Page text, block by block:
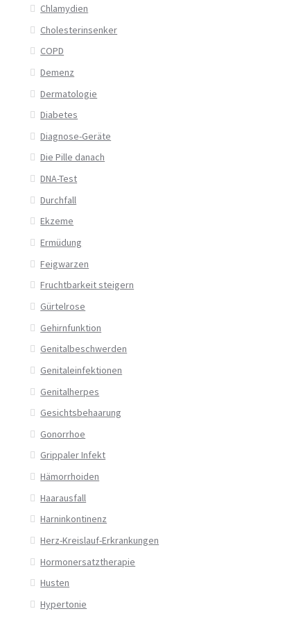
Chlamydien
Cholesterinsenker
COPD
Demenz
Dermatologie
Diabetes
Diagnose-Geräte
Die Pille danach
DNA-Test
Durchfall
Ekzeme
Ermüdung
Feigwarzen
Fruchtbarkeit steigern
Gürtelrose
Gehirnfunktion
Genitalbeschwerden
Genitaleinfektionen
Genitalherpes
Gesichtsbehaarung
Gonorrhoe
Grippaler Infekt
Hämorrhoiden
Haarausfall
Harninkontinenz
Herz-Kreislauf-Erkrankungen
Hormonersatztherapie
Husten
Hypertonie